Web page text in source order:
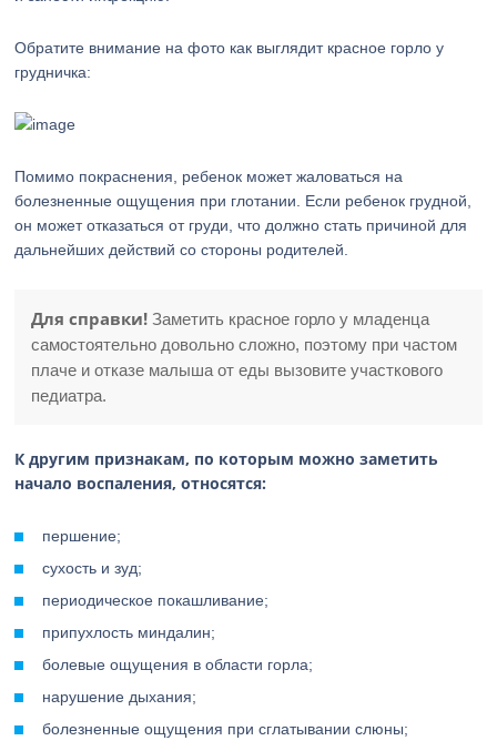
Обратите внимание на фото как выглядит красное горло у
грудничка:
Помимо покраснения, ребенок может жаловаться на
болезненные ощущения при глотании. Если ребенок грудной,
он может отказаться от груди, что должно стать причиной для
дальнейших действий со стороны родителей.
Для справки! Заметить красное горло у младенца
самостоятельно довольно сложно, поэтому при частом
плаче и отказе малыша от еды вызовите участкового
педиатра.
К другим признакам, по которым можно заметить
начало воспаления, относятся:
першение;
сухость и зуд;
периодическое покашливание;
припухлость миндалин;
болевые ощущения в области горла;
нарушение дыхания;
болезненные ощущения при сглатывании слюны;